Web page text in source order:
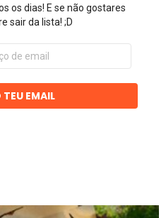
os dias! E se não gostares
sair da lista! ;D
TEU EMAIL